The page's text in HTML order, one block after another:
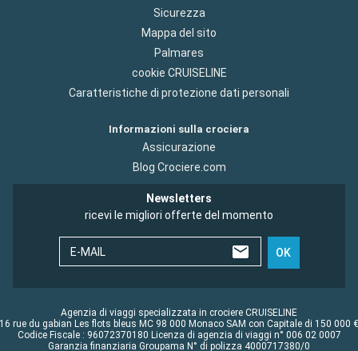
Sicurezza
Mappa del sito
Palmares
cookie CRUISELINE
Caratteristiche di protezione dati personali
Informazioni sulla crociera
Assicurazione
Blog Crociere.com
Newsletters
ricevi le migliori offerte del momento
E-MAIL OK
Agenzia di viaggi specializzata in crociere CRUISELINE
16 rue du gabian Les flots bleus MC 98 000 Monaco SAM con Capitale di 150 000 €
Codice Fiscale : 96072370180 Licenza di agenzia di viaggi n° 006 02 0007
Garanzia finanziaria Groupama N° di polizza 4000717380/0